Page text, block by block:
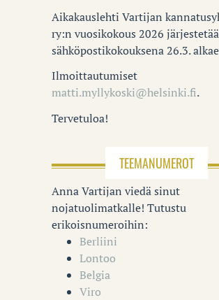
Aikakauslehti Vartijan
ry:n vuosikokous 2026
sähköpostikokouksena 26.3.
Ilmoittautumiset
matti.myllykoski@helsinki.fi.
Tervetuloa!
TEEMANUMEROT
Anna Vartijan viedä sinut
nojatuolimatkalle! Tutustu
erikoisnumeroihin:
Berliini
Lontoo
Belgia
Viro